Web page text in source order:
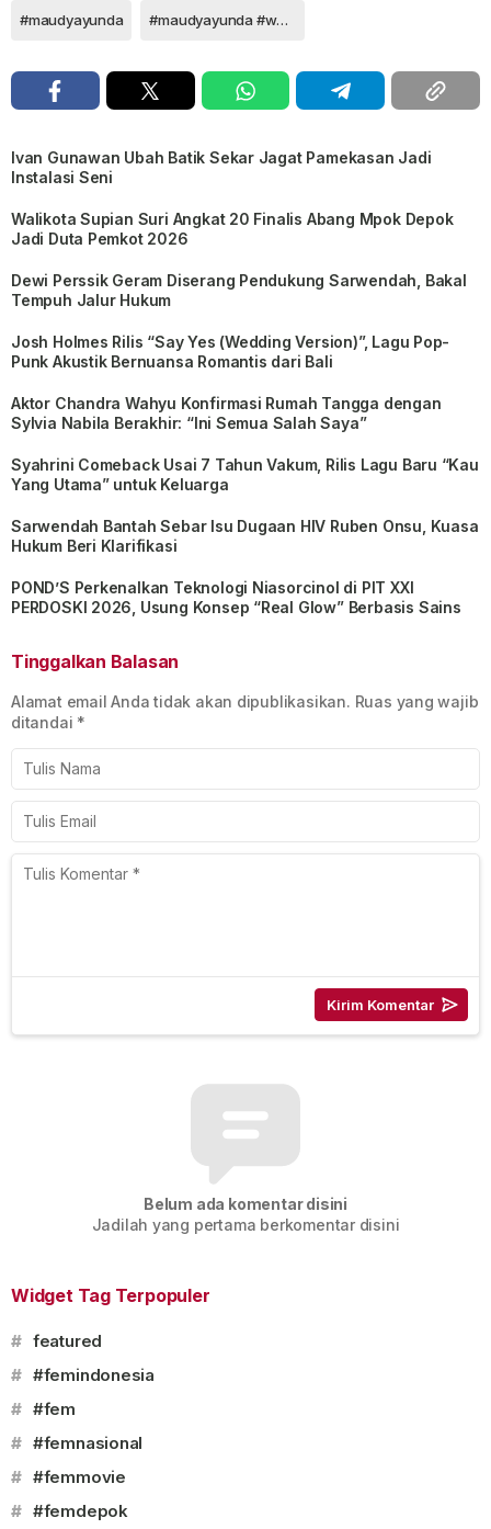
#maudyayunda #maudyayunda #womenoftheyear2021
Ivan Gunawan Ubah Batik Sekar Jagat Pamekasan Jadi
Instalasi Seni
Walikota Supian Suri Angkat 20 Finalis Abang Mpok Depok
Jadi Duta Pemkot 2026
Dewi Perssik Geram Diserang Pendukung Sarwendah, Bakal
Tempuh Jalur Hukum
Josh Holmes Rilis “Say Yes (Wedding Version)”, Lagu Pop-
Punk Akustik Bernuansa Romantis dari Bali
Aktor Chandra Wahyu Konfirmasi Rumah Tangga dengan
Sylvia Nabila Berakhir: “Ini Semua Salah Saya”
Syahrini Comeback Usai 7 Tahun Vakum, Rilis Lagu Baru “Kau
Yang Utama” untuk Keluarga
Sarwendah Bantah Sebar Isu Dugaan HIV Ruben Onsu, Kuasa
Hukum Beri Klarifikasi
POND’S Perkenalkan Teknologi Niasorcinol di PIT XXI
PERDOSKI 2026, Usung Konsep “Real Glow” Berbasis Sains
Tinggalkan Balasan
Alamat email Anda tidak akan dipublikasikan. Ruas yang wajib
ditandai *
Belum ada komentar disini
Jadilah yang pertama berkomentar disini
Widget Tag Terpopuler
# featured
# #femindonesia
# #fem
# #femnasional
# #femmovie
# #femdepok